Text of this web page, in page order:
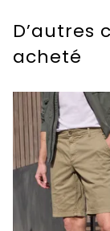
D’autres
acheté